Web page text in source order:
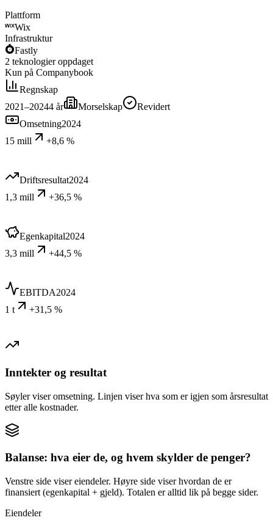
Plattform
Wix
Infrastruktur
Fastly
2 teknologier oppdaget
Kun på Companybook
Regnskap
2021–20244 år Morselskap
Revidert
Omsetning2024
15 mill
+8,6 %
Driftsresultat2024
1,3 mill
+36,5 %
Egenkapital2024
3,3 mill
+44,5 %
EBITDA2024
1 t
+31,5 %
Inntekter og resultat
Søyler viser omsetning. Linjen viser hva som er igjen som årsresultat
etter alle kostnader.
Balanse: hva eier de, og hvem skylder de penger?
Venstre side viser eiendeler. Høyre side viser hvordan de er
finansiert (egenkapital + gjeld). Totalen er alltid lik på begge sider.
Eiendeler